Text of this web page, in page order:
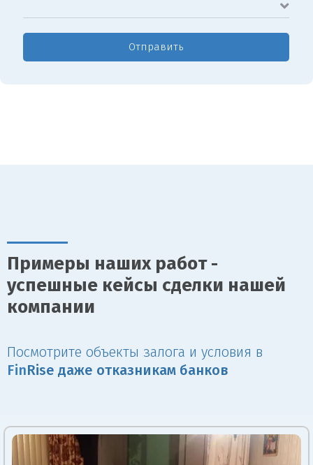
Отправить
Примеры наших работ -
успешные кейсы сделки нашей
компании
Посмотрите объекты залога и условия в
Fin Rise даже отказникам банков